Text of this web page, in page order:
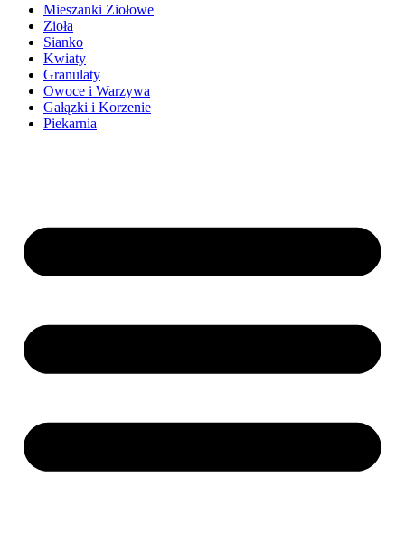
Mieszanki Ziołowe
Zioła
Sianko
Kwiaty
Granulaty
Owoce i Warzywa
Gałązki i Korzenie
Piekarnia